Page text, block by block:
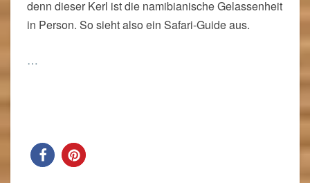
denn dieser Kerl ist die namibianische Gelassenheit
in Person. So sieht also ein Safari-Guide aus.
…